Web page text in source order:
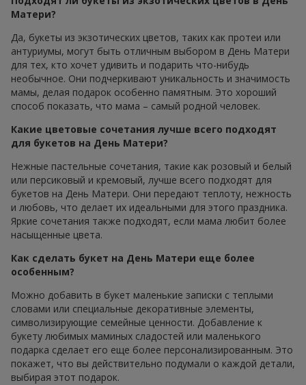
Матери?
Да, букеты из экзотических цветов, таких как протеи или
антуриумы, могут быть отличным выбором в День Матери
для тех, кто хочет удивить и подарить что-нибудь
необычное. Они подчеркивают уникальность и значимость
мамы, делая подарок особенно памятным. Это хороший
способ показать, что мама – самый родной человек.
Какие цветовые сочетания лучше всего подходят
для букетов на День Матери?
Нежные пастельные сочетания, такие как розовый и белый
или персиковый и кремовый, лучше всего подходят для
букетов на День Матери. Они передают теплоту, нежность
и любовь, что делает их идеальными для этого праздника.
Яркие сочетания также подходят, если мама любит более
насыщенные цвета.
Как сделать букет на День Матери еще более
особенным?
Можно добавить в букет маленькие записки с теплыми
словами или специальные декоративные элементы,
символизирующие семейные ценности. Добавление к
букету любимых маминых сладостей или маленького
подарка сделает его еще более персонализированным. Это
покажет, что вы действительно подумали о каждой детали,
выбирая этот подарок.